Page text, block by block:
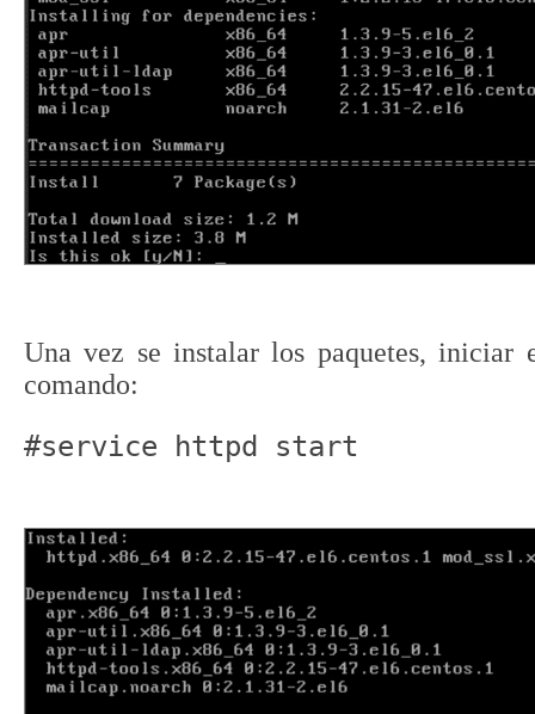
Una vez se instalar los paquetes,
comando:
#service httpd start